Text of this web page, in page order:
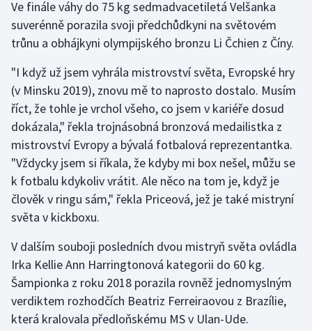
Ve finále váhy do 75 kg sedmadvacetiletá Velšanka
suverénně porazila svoji předchůdkyni na světovém
trůnu a obhájkyni olympijského bronzu Li Čchien z Číny.
"I když už jsem vyhrála mistrovství světa, Evropské hry
(v Minsku 2019), znovu mě to naprosto dostalo. Musím
říct, že tohle je vrchol všeho, co jsem v kariéře dosud
dokázala," řekla trojnásobná bronzová medailistka z
mistrovství Evropy a bývalá fotbalová reprezentantka.
"Vždycky jsem si říkala, že kdyby mi box nešel, můžu se
k fotbalu kdykoliv vrátit. Ale něco na tom je, když je
člověk v ringu sám," řekla Priceová, jež je také mistryní
světa v kickboxu.
V dalším souboji posledních dvou mistryň světa ovládla
Irka Kellie Ann Harringtonová kategorii do 60 kg.
Šampionka z roku 2018 porazila rovněž jednomyslným
verdiktem rozhodčích Beatriz Ferreiraovou z Brazílie,
která kralovala předloňskému MS v Ulan-Ude.